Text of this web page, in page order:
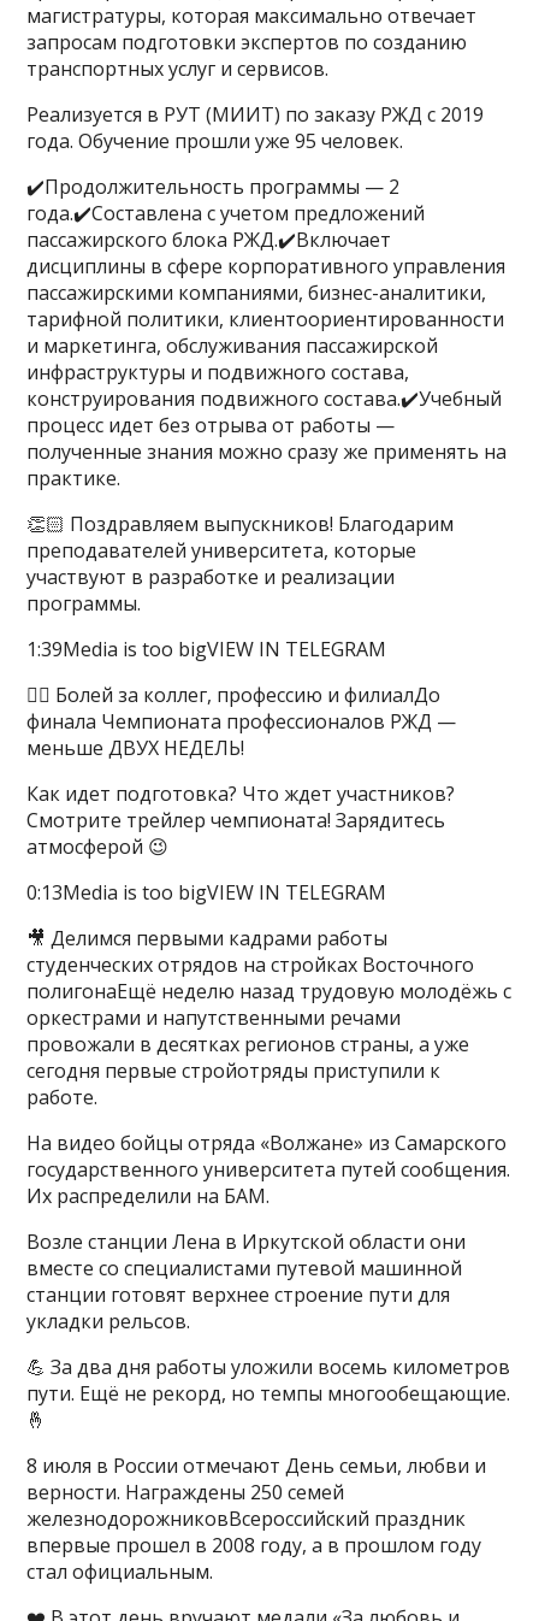
магистратуры, которая максимально отвечает
запросам подготовки экспертов по созданию
транспортных услуг и сервисов.
Реализуется в РУТ (МИИТ) по заказу РЖД с 2019
года. Обучение прошли уже 95 человек.
✔️Продолжительность программы — 2
года.✔️Составлена с учетом предложений
пассажирского блока РЖД.✔️Включает
дисциплины в сфере корпоративного управления
пассажирскими компаниями, бизнес-аналитики,
тарифной политики, клиентоориентированности
и маркетинга, обслуживания пассажирской
инфраструктуры и подвижного состава,
конструирования подвижного состава.✔️Учебный
процесс идет без отрыва от работы —
полученные знания можно сразу же применять на
практике.
👏🏻 Поздравляем выпускников! Благодарим
преподавателей университета, которые
участвуют в разработке и реализации
программы.
1:39Media is too bigVIEW IN TELEGRAM
✊🏻 Болей за коллег, профессию и филиалДо
финала Чемпионата профессионалов РЖД —
меньше ДВУХ НЕДЕЛЬ!
Как идет подготовка? Что ждет участников?
Смотрите трейлер чемпионата! Зарядитесь
атмосферой 😉
0:13Media is too bigVIEW IN TELEGRAM
🎥 Делимся первыми кадрами работы
студенческих отрядов на стройках Восточного
полигонаЕщё неделю назад трудовую молодёжь с
оркестрами и напутственными речами
провожали в десятках регионов страны, а уже
сегодня первые стройотряды приступили к
работе.
На видео бойцы отряда «Волжане» из Самарского
государственного университета путей сообщения.
Их распределили на БАМ.
Возле станции Лена в Иркутской области они
вместе со специалистами путевой машинной
станции готовят верхнее строение пути для
укладки рельсов.
💪 За два дня работы уложили восемь километров
пути. Ещё не рекорд, но темпы многообещающие.
🤞
8 июля в России отмечают День семьи, любви и
верности. Награждены 250 семей
железнодорожниковВсероссийский праздник
впервые прошел в 2008 году, а в прошлом году
стал официальным.